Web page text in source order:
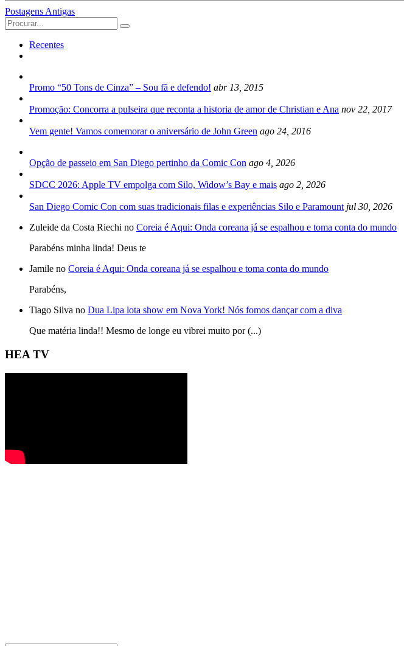
Navegação
das
Postagens
Postagens Antigas
Search
for:
Recentes
Promo “50 Tons de Cinza” – Sou fã e defendo! abr 13, 2015
Promoção: Concorra a pulseira que reconta a historia de amor de Christian e Ana nov 22, 2017
Vem gente! Vamos comemorar o aniversário de John Green ago 24, 2016
Opção de passeio em San Diego pertinho da Comic Con ago 4, 2026
SDCC 2026: Apple TV empolga com Silo, Widow’s Bay e mais ago 2, 2026
San Diego Comic Con com suas tradicionais filas e experiências Silo e Paramount jul 30, 2026
Zuleide da Costa Riechi no Coreia é Aqui: Onda coreana já se espalhou e toma conta do mundo
Parabéns minha linda! Deus te
Jamile no Coreia é Aqui: Onda coreana já se espalhou e toma conta do mundo
Parabéns,
Tiago Silva no Dua Lipa lota show em Nova York! Nós fomos dançar com a diva
Que matéria linda!! Mesmo de longe eu vibrei muito por (...)
HEA TV